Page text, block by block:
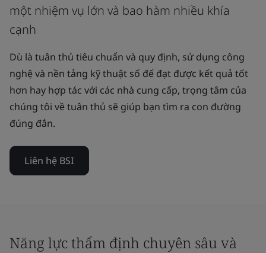
một nhiệm vụ lớn và bao hàm nhiều khía
cạnh
Dù là tuân thủ tiêu chuẩn và quy định, sử dụng công
nghệ và nền tảng kỹ thuật số để đạt được kết quả tốt
hơn hay hợp tác với các nhà cung cấp, trọng tâm của
chúng tôi về tuân thủ sẽ giúp bạn tìm ra con đường
đúng đắn.
Liên hệ BSI
Năng lực thẩm định chuyên sâu và